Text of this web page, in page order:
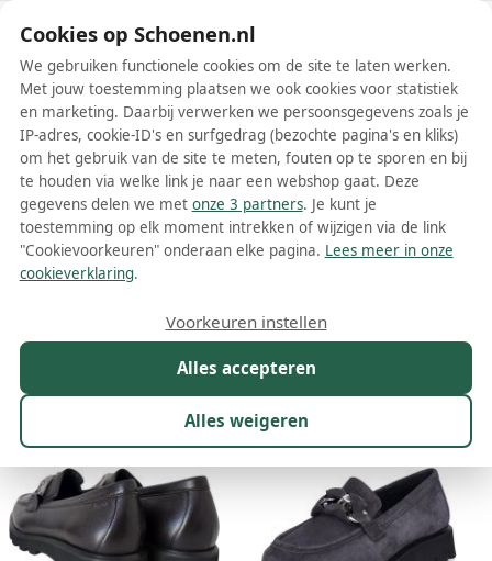
Schoenen.nl
Wis filters Alle filters
Grijze Sioux damesschoenen
Meer lezen
Kleur 1
17 resultaten:
Cookies op Schoenen.nl
We gebruiken functionele cookies om de site te laten werken.
Met jouw toestemming plaatsen we ook cookies voor statistiek
en marketing. Daarbij verwerken we persoonsgegevens zoals je
IP-adres, cookie-ID's en surfgedrag (bezochte pagina's en kliks)
om het gebruik van de site te meten, fouten op te sporen en bij
te houden via welke link je naar een webshop gaat. Deze
gegevens delen we met onze 3 partners. Je kunt je
toestemming op elk moment intrekken of wijzigen via de link
"Cookievoorkeuren" onderaan elke pagina. Lees meer in onze
cookieverklaring.
Alles accepteren
Alles weigeren
Voorkeuren instellen